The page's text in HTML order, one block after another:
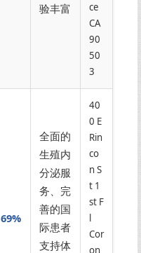
验丰富
ce
CA
90
50
3
69%
全面的
生殖内
分泌服
务、完
善的国
际患者
支持体
40
0 E
Rin
co
n S
t 1
st F
l
Cor
on